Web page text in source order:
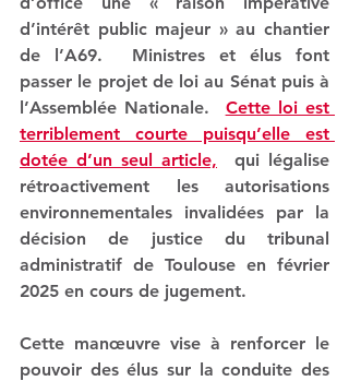
d’intérêt public majeur » au chantier
de l’A69.  Ministres et élus font
passer le projet de loi au Sénat puis à
l’Assemblée Nationale. Cette loi est
terriblement courte puisqu’elle est
dotée d’un seul article, qui légalise
rétroactivement les autorisations
environnementales invalidées par la
décision de justice du tribunal
administratif de Toulouse en février
2025 en cours de jugement.
Cette manœuvre vise à renforcer le
pouvoir des élus sur la conduite des